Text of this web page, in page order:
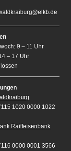
9 – 11 Uhr
– 17 Uhr
1020 0000 1022
Raiffeisenbank
0000 0001 3566